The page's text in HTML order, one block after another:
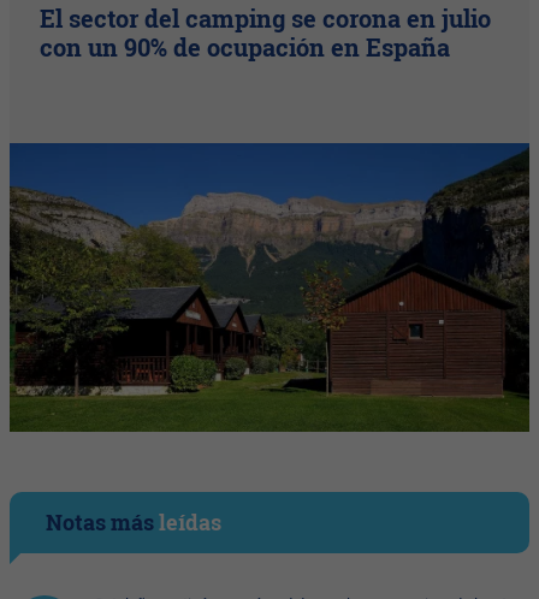
El sector del camping se corona en julio
con un 90% de ocupación en España
Notas másleídas